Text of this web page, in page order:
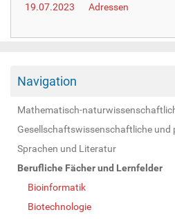
19.07.2023
Adressen
Navigation
Mathematisch-
Gesellschaftswissenschaftliche und
Sprachen und Literatur
Berufliche Fächer und Lernfelder
Bioinformatik
Biotechnologie